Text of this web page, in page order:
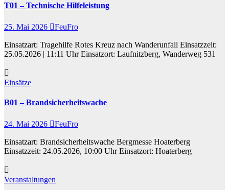
T01 – Technische Hilfeleistung
25. Mai 2026 FeuFro
Einsatzart: Tragehilfe Rotes Kreuz nach Wanderunfall Einsatzzeit:
25.05.2026 | 11:11 Uhr Einsatzort: Laufnitzberg, Wanderweg 531
Einsätze
B01 – Brandsicherheitswache
24. Mai 2026 FeuFro
Einsatzart: Brandsicherheitswache Bergmesse Hoaterberg
Einsatzzeit: 24.05.2026, 10:00 Uhr Einsatzort: Hoaterberg
Veranstaltungen